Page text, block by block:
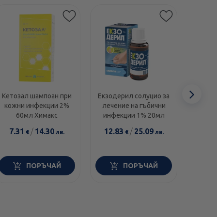
Кетозал шампоан при
кожни инфекции 2%
60мл Химакс
7.31 € / 14.30 лв.
ПОРЪЧАЙ
Екзодерил солуцио за
лечение на гъбични
инфекции 1% 20мл
12.83 € / 25.09лв.
ПОРЪЧАЙ